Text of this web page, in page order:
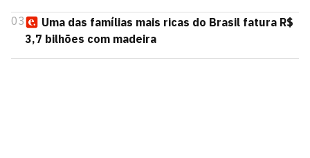
03
Uma das famílias mais ricas do Brasil fatura R$
3,7 bilhões com madeira